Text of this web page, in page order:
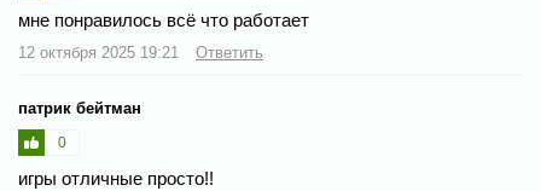
мне понравилось всё что работает
12 октября 2025 19:21 Ответить
патрик бейтман
0
игры отличные просто!!